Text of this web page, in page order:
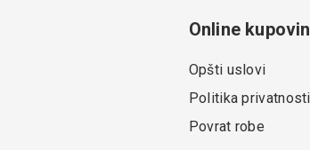
Online
Opšti uslovi
Politika privatnosti
Povrat robe